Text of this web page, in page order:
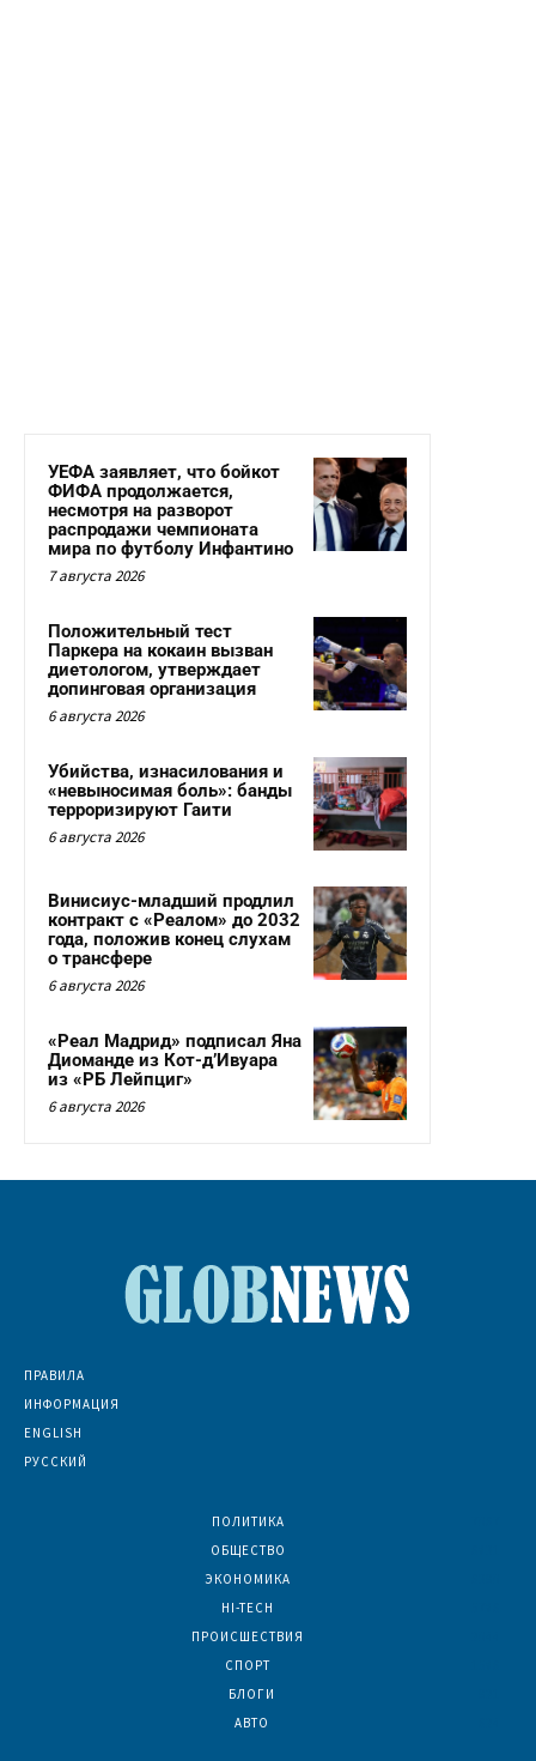
УЕФА заявляет, что бойкот
ФИФА продолжается,
несмотря на разворот
распродажи чемпионата
мира по футболу Инфантино
7 августа 2026
Положительный тест
Паркера на кокаин вызван
диетологом, утверждает
допинговая организация
6 августа 2026
Убийства, изнасилования и
«невыносимая боль»: банды
терроризируют Гаити
6 августа 2026
Винисиус-младший продлил
контракт с «Реалом» до 2032
года, положив конец слухам
о трансфере
6 августа 2026
«Реал Мадрид» подписал Яна
Диоманде из Кот-д’Ивуара
из «РБ Лейпциг»
6 августа 2026
ПРАВИЛА
ИНФОРМАЦИЯ
ENGLISH
РУССКИЙ
ПОЛИТИКА
ОБЩЕСТВО
ЭКОНОМИКА
HI-TECH
ПРОИСШЕСТВИЯ
СПОРТ
БЛОГИ
АВТО